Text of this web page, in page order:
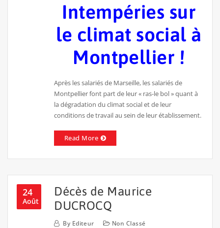
Intempéries sur
le climat social à
Montpellier !
Après les salariés de Marseille, les salariés de
Montpellier font part de leur « ras-le bol » quant à
la dégradation du climat social et de leur
conditions de travail au sein de leur établissement.
Read More
24
Août
Décès de Maurice
DUCROCQ
By Editeur Non Classé